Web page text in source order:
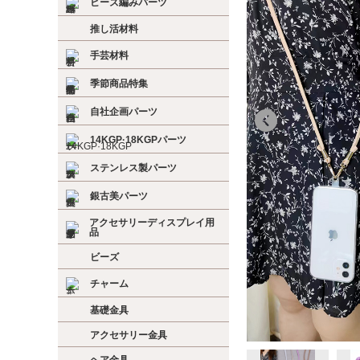
ビーズ編みパーツ
推し活材料
手芸材料
季節商品特集
自社企画パーツ
14KGP·18KGPパーツ
ステンレス製パーツ
銀古美パーツ
アクセサリーディスプレイ用
品
ビーズ
チャーム
基礎金具
アクセサリー金具